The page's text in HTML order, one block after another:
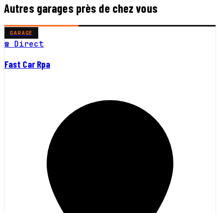
Autres garages près de chez vous
GARAGE
☎ Direct
Fast Car Rpa